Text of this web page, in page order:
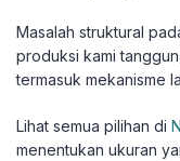
Masalah struktural
produksi kami
termasuk mekanisme
Lihat semua pilihan di
menentukan ukuran